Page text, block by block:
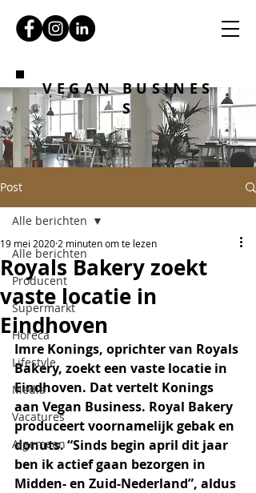
VEGAN BUSINES
S
Post
Alle berichten
Producent
Supermarkt
Horeca
Lifestyle
Media
Vacatures
Algemeen
Alle berichten
Royals Bakery zoekt
vaste locatie in
Eindhoven
19 mei 2020 2 minuten om te lezen
Imre Konings, oprichter van Royals
Bakery, zoekt een vaste locatie in
Eindhoven. Dat vertelt Konings
aan Vegan Business. Royal Bakery
produceert voornamelijk gebak en
donuts. “Sinds begin april dit jaar
ben ik actief gaan bezorgen in
Midden- en Zuid-Nederland”, aldus